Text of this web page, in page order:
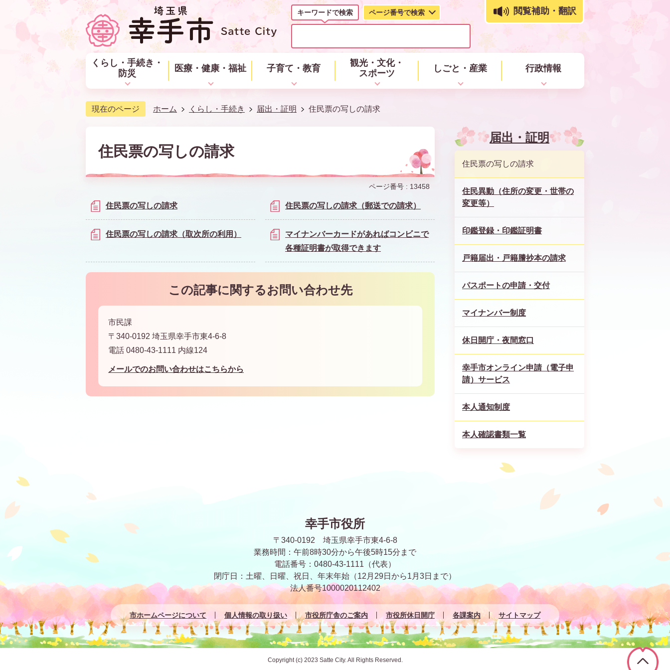
キーワードで検索 ページ番号で検索
キ
ワ
ド
で
検
閲覧補助・翻訳
くらし・手続き・
防災
医療・健康・福祉 子育て・教育
観光・文化・
スポーツ
しごと・産業 行政情報
現在のページ ホーム くらし・手続き 届出・証明 住民票の写しの請求
住民票の写しの請求
ページ番号 : 13458
住民票の写しの請求 住民票の写しの請求（郵送での請求）
住民票の写しの請求（取次所の利用）
マイナンバーカードがあればコンビニで
各種証明書が取得できます
この記事に関するお問い合わせ先
市民課
〒340-0192 埼玉県幸手市東4-6-8
電話 0480-43-1111 内線124
メールでのお問い合わせはこちらから
届出・証明
住民票の写しの請求
住民異動（住所の変更・世帯の
変更等）
印鑑登録・印鑑証明書
戸籍届出・戸籍謄抄本の請求
パスポートの申請・交付
マイナンバー制度
休日開庁・夜間窓口
幸手市オンライン申請（電子申
請）サービス
本人通知制度
本人確認書類一覧
幸手市役所
〒340-0192 埼玉県幸手市東4-6-8
業務時間：午前8時30分から午後5時15分まで
電話番号：0480-43-1111（代表）
閉庁日：土曜、日曜、祝日、年末年始 （12月29日から1月3日まで）
法人番号1000020112402
市ホームページについて 個人情報の取り扱い 市役所庁舎のご案内 市役所休日開庁 各課案内 サイトマップ
Copyright (c) 2023 Satte City. All Rights Reserved.